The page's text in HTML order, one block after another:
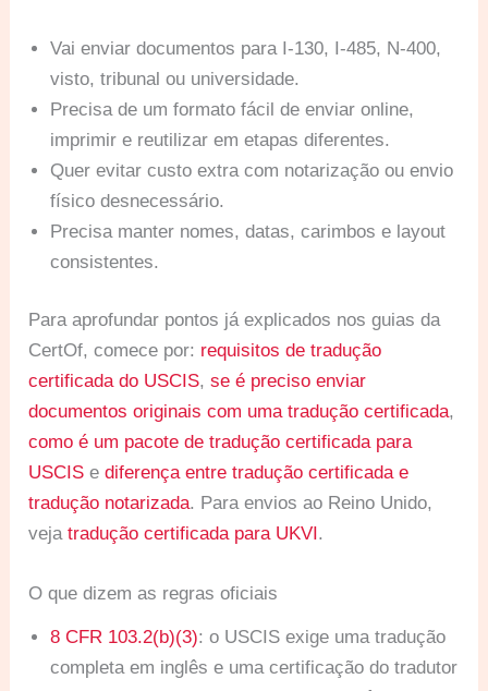
Vai enviar documentos para I-130, I-485, N-400,
visto, tribunal ou universidade.
Precisa de um formato fácil de enviar online,
imprimir e reutilizar em etapas diferentes.
Quer evitar custo extra com notarização ou envio
físico desnecessário.
Precisa manter nomes, datas, carimbos e layout
consistentes.
Para aprofundar pontos já explicados nos guias da
CertOf, comece por: requisitos de tradução
certificada do USCIS,se é preciso enviar
documentos originais com uma tradução certificada,
como é um pacote de tradução certificada para
USCIS ediferença entre tradução certificada e
tradução notarizada. Para envios ao Reino Unido,
vejatradução certificada para UKVI .
O que dizem as regras oficiais
8 CFR 103.2(b)(3): o USCIS exige uma tradução
completa em inglês e uma certificação do tradutor